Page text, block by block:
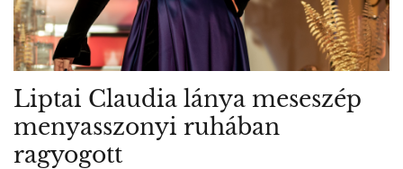
Liptai Claudia lánya meseszép
menyasszonyi ruhában
ragyogott